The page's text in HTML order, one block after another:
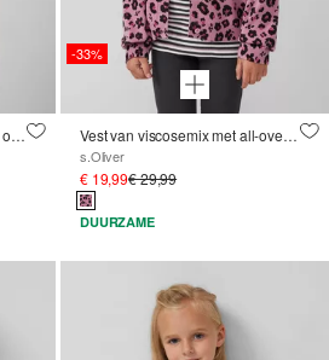
Oversized sweatshirt met print op de achterkant
-33%
Vest van viscosemix met all-over print
s.Oliver
€ 19,99€ 29,99
DUURZAME